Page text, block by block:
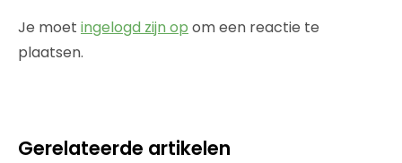
Je moet ingelogd zijn op om een reactie te
plaatsen.
Gerelateerde artikelen